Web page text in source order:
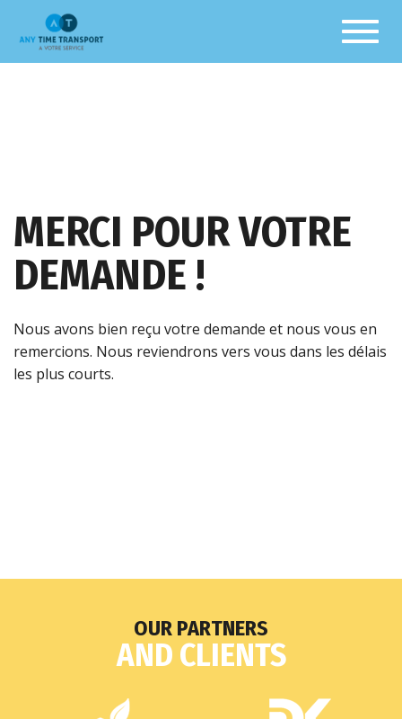
MERCI POUR VOTRE
DEMANDE !
Nous avons bien reçu votre demande et nous vous en
remercions. Nous reviendrons vers vous dans les délais
les plus courts.
OUR PARTNERS
AND CLIENTS